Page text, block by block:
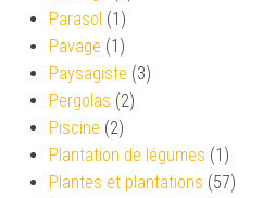
Parasol (1)
Pavage (1)
Paysagiste (3)
Pergolas (2)
Piscine (2)
Plantation de légumes (1)
Plantes et plantations (57)